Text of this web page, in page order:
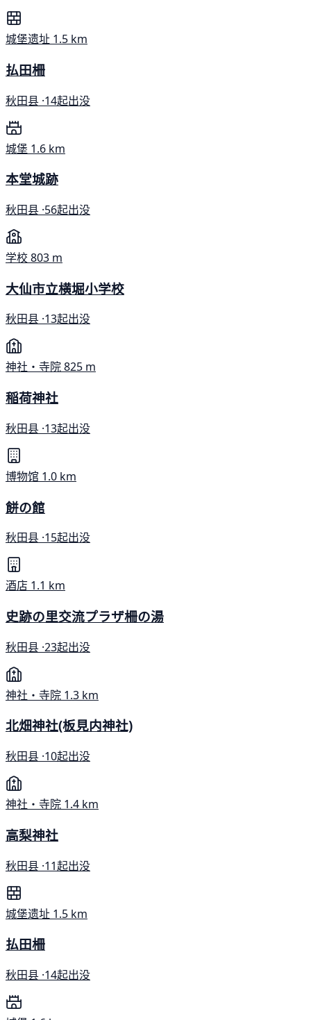
城堡遗址 1.5 km
払田柵
秋田县 ·14起出没
城堡 1.6 km
本堂城跡
秋田县 ·56起出没
学校803 m
大仙市立横堀小学校
秋田县 ·13起出没
神社・寺院825 m
稲荷神社
秋田县 ·13起出没
博物馆 1.0 km
餅の館
秋田县 ·15起出没
酒店 1.1 km
史跡の里交流プラザ柵の湯
秋田县 ·23起出没
神社・寺院 1.3 km
北畑神社(板見内神社)
秋田县 ·10起出没
神社・寺院 1.4 km
高梨神社
秋田县 ·11起出没
城堡遗址 1.5 km
払田柵
秋田县 ·14起出没